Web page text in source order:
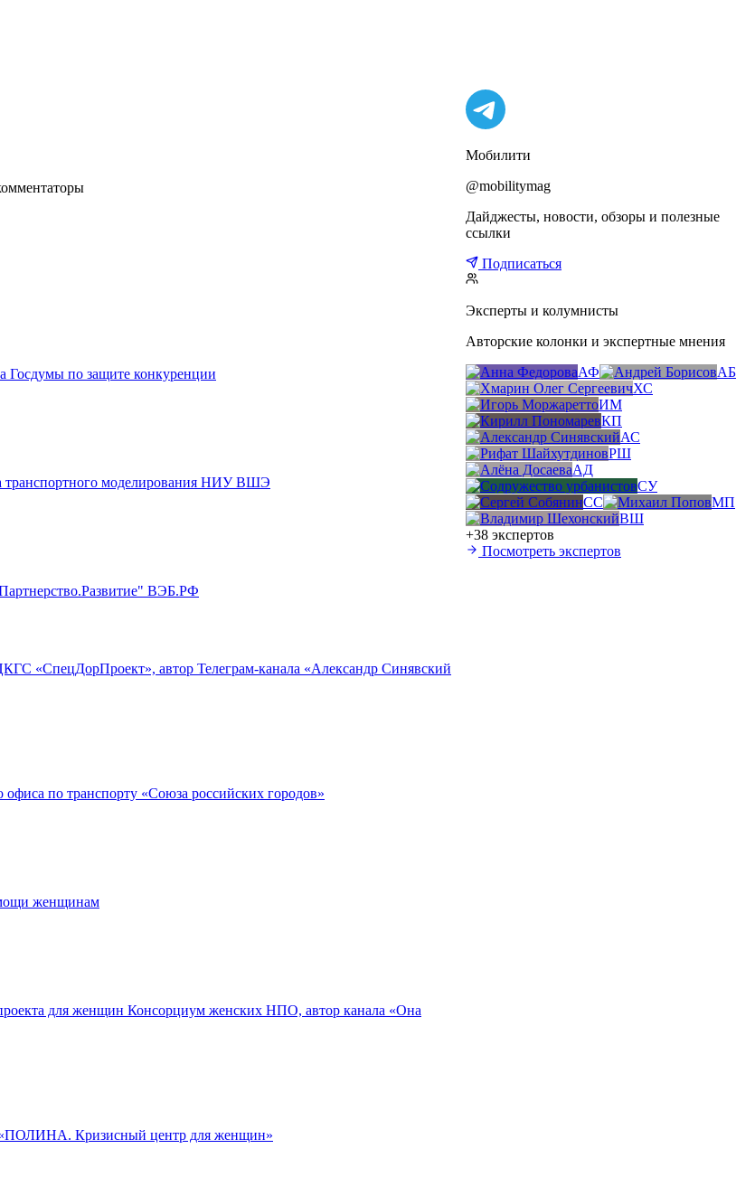
Госдумы по защите конкуренции
транспортного моделирования НИУ ВШЭ
ВЭБ.РФ
«СпецДорПроект», автор Телеграм-канала «Александр Синявский
офиса по транспорту «Союза российских городов»
женщинам
для женщин Консорциум женских НПО, автор канала «Она
Кризисный центр для женщин»
Мобилити
@mobilitymag
Дайджесты, новости, обзоры и полезные
ссылки
Подписаться
Эксперты и колумнисты
Авторские колонки и экспертные мнения
АФ
АБ
ХС
ИМ
КП
АС
РШ
АД
СУ
СС
МП
ВШ
+38 экспертов
Посмотреть экспертов